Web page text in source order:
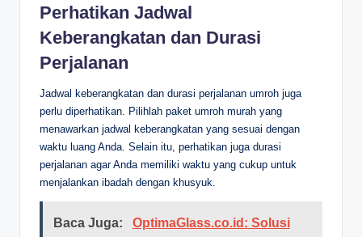
Perhatikan Jadwal
Keberangkatan dan Durasi
Perjalanan
Jadwal keberangkatan dan durasi perjalanan umroh juga
perlu diperhatikan. Pilihlah paket umroh murah yang
menawarkan jadwal keberangkatan yang sesuai dengan
waktu luang Anda. Selain itu, perhatikan juga durasi
perjalanan agar Anda memiliki waktu yang cukup untuk
menjalankan ibadah dengan khusyuk.
Baca Juga:
OptimaGlass.co.id: Solusi